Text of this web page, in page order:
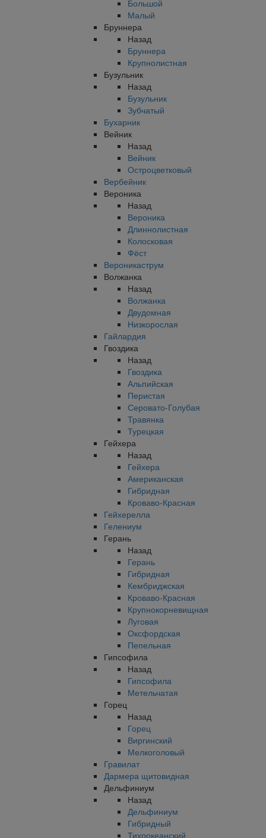
Большой
Малый
Бруннера
Назад
Бруннера
Крупнолистная
Бузульник
Назад
Бузульник
Зубчатый
Бухарник
Вейник
Назад
Вейник
Остроцветковый
Вербейник
Вероника
Назад
Вероника
Длиннолистная
Колосковая
Фёст
Вероникаструм
Волжанка
Назад
Волжанка
Двудомная
Низкорослая
Гайлардия
Гвоздика
Назад
Гвоздика
Альпийская
Перистая
Серовато-Голубая
Травянка
Турецкая
Гейхера
Назад
Гейхера
Американская
Гибридная
Кроваво-Красная
Гейхерелла
Гелениум
Герань
Назад
Герань
Гибридная
Кембриджская
Кроваво-Красная
Крупнокорневищная
Луговая
Оксфордская
Пепельная
Гипсофила
Назад
Гипсофила
Метельчатая
Горец
Назад
Горец
Виргинский
Мелкоголовый
Гравилат
Дармера щитовидная
Дельфиниум
Назад
Дельфиниум
Гибридный
Тихоокеанский